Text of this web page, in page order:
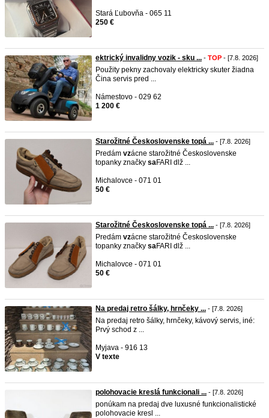
Stará Ľubovňa - 065 11
250 €
ektrický invalidny vozik - sku ... - TOP - [7.8. 2026]
Použity pekny zachovaly elektricky skuter žiadna
Čina servis pred ...
Námestovo - 029 62
1 200 €
Starožitné Československe topá ... - [7.8. 2026]
Predám vzácne starožitné Československe
topanky značky saFARI dlž ...
Michalovce - 071 01
50 €
Starožitné Československe topá ... - [7.8. 2026]
Predám vzácne starožitné Československe
topanky značky saFARI dlž ...
Michalovce - 071 01
50 €
Na predaj retro šálky, hrnčeky ... - [7.8. 2026]
Na predaj retro šálky, hrnčeky, kávový servis, iné:
Prvý schod z ...
Myjava - 916 13
V texte
polohovacie kreslá funkcionali ... - [7.8. 2026]
ponúkam na predaj dve luxusné funkcionalistické
polohovacie kresl ...